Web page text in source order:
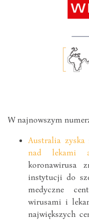
W najnowszym
Australia
nad lekami
koronawirusa
instytucji do
medyczne
wirusami i
największych